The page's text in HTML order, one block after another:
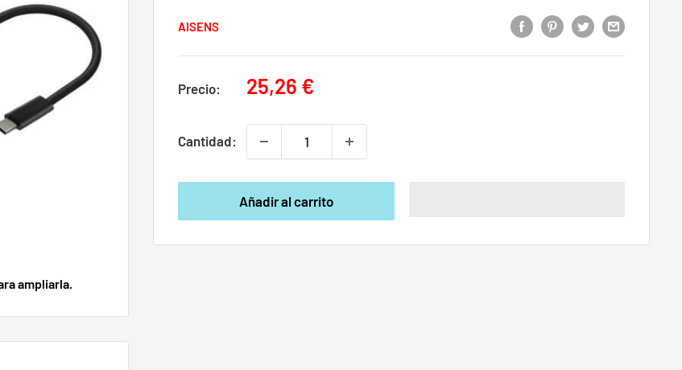
ampliarla.
AISENS
Precio:
Precio
venta
25,26 €
Cantidad:
Añadir al carrito